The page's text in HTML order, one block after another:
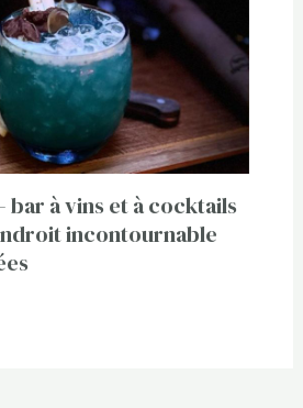
bar à vins et à cocktails
incontournable